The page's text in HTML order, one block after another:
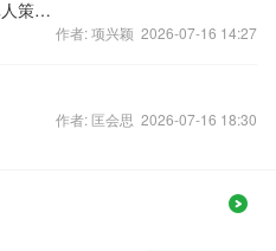
堪比斯大林格勒 《率土之滨》真人策略战
作者: 项兴颖 2026-07-16 14:27
作者: 匡会思 2026-07-16 18:30